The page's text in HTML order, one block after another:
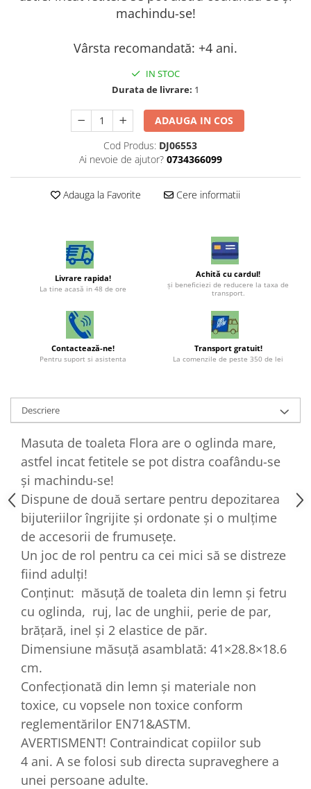
machindu-se!
Vârsta recomandată: +4 ani.
IN STOC
Durata de livrare: 1
ADAUGA IN COS
Cod Produs: DJ06553
Ai nevoie de ajutor? 0734366099
Adauga la Favorite Cere informatii
Livrare rapida!
La tine acasă in 48 de ore
Achită cu cardul!
şi beneficiezi de reducere la taxa de
transport.
Contactează-ne!
Pentru suport si asistenta
Transport gratuit!
La comenzile de peste 350 de lei
Descriere
Masuta de toaleta Flora are o oglinda mare,
astfel incat fetitele se pot distra coafându-se
și machindu-se!
Dispune de două sertare pentru depozitarea
bijuteriilor îngrijite și ordonate și o mulțime
de accesorii de frumusețe.
Un joc de rol pentru ca cei mici să se distreze
fiind adulți!
Conținut: măsuță de toaleta din lemn și fetru
cu oglinda, ruj, lac de unghii, perie de par,
brățară, inel și 2 elastice de păr.
Dimensiune măsuță asamblată: 41×28.8×18.6
cm.
Confecționată din lemn și materiale non
toxice, cu vopsele non toxice conform
reglementărilor EN71&ASTM.
AVERTISMENT! Contraindicat copiilor sub
4 ani. A se folosi sub directa supraveghere a
unei persoane adulte.